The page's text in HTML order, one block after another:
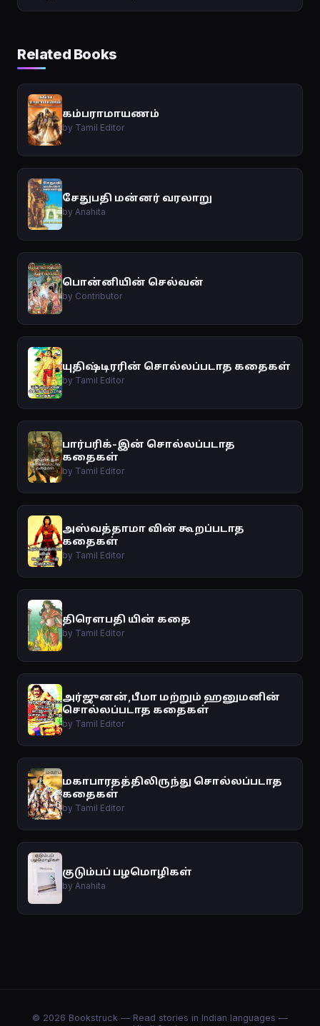
Related Books
கம்பராமாயணம்
by Tamil Editor
சேதுபதி மன்னர் வரலாறு
by Anahita
பொன்னியின் செல்வன்
by Contributor
யுதிஷ்டிரரின் சொல்லப்படாத கதைகள்
by Tamil Editor
பார்பரிக்-இன் சொல்லப்படாத
கதைகள்
by Tamil Editor
அஸ்வத்தாமா வின் கூறப்படாத
கதைகள்
by Tamil Editor
திரௌபதி யின் கதை
by Tamil Editor
அர்ஜுனன்,பீமா மற்றும் ஹனுமனின்
சொல்லப்படாத கதைகள்
by Tamil Editor
மகாபாரதத்திலிருந்து சொல்லப்படாத
கதைகள்
by Tamil Editor
குடும்பப் பழமொழிகள்
by Anahita
© 2026 Bookstruck — Read stories in Indian languages —